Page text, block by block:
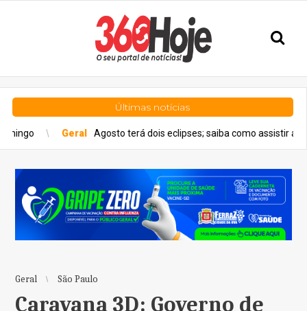
Últimas notícias
Agosto terá dois eclipses; saiba como assistir aos fenômenos
Geral São Paulo
Caravana 3D: Governo de